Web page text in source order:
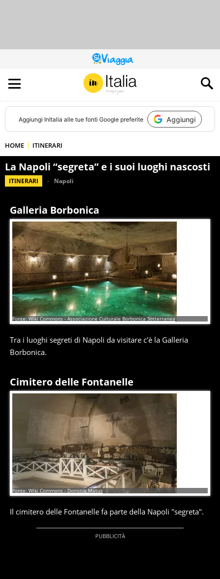
QUESTO
SITO
CONTRIBUISCE
ALL’AUDIENCE
DI
Aggiungi InItalia alle tue fonti Google preferite Aggiungi
HOME ITINERARI
La Napoli “segreta” e i suoi luoghi nascosti
ITINERARI Napoli
Galleria Borbonica
Fonte: Wiki Commons - Associazione Culturale Borbonica Sotterranea
Tra i luoghi segreti di Napoli da visitare c'è la Galleria
Borbonica.
Cimitero delle Fontanelle
Fonte: Wiki Commons - Dominik Matus
Il cimitero delle Fontanelle fa parte della Napoli "segreta".